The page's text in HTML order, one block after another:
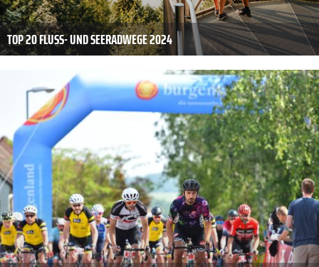
TOP 20 FLUSS- UND SEERADWEGE 2024